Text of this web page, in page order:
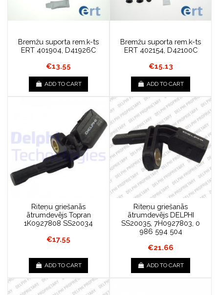
Bremžu suporta rem.k-ts
ERT 401904, D41926C
€13.55
ADD TO CART
Bremžu suporta rem.k-ts
ERT 402154, D42100C
€15.13
ADD TO CART
Riteņu griešanās
ātrumdevējs Topran
1K0927808 SS20034
€17.55
ADD TO CART
Riteņu griešanās
ātrumdevējs DELPHI
SS20035, 7H0927803, 0
986 594 504
€21.66
ADD TO CART